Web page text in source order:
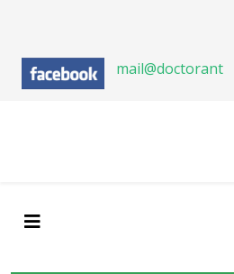
mail@doctorant